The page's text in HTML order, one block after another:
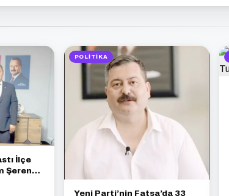
İlçe
Şeren
POLITIKA
Yeni Parti’nin Fatsa’da 33